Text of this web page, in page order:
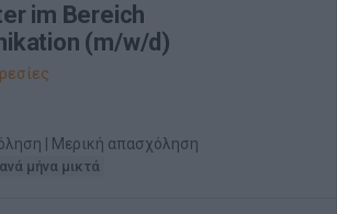
im Bereich
(m/w/d)
| Μερική απασχόληση
μήνα μικτά